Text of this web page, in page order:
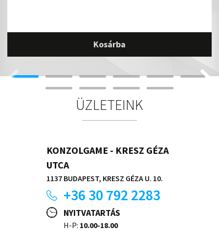
Kosárba
ÜZLETEINK
KONZOLGAME - KRESZ GÉZA
UTCA
1137 BUDAPEST, KRESZ GÉZA U. 10.
+36 30 792 2283
NYITVATARTÁS
H-P: 10.00-18.00